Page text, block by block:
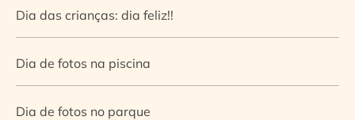
Dia das crianças: dia feliz!!
Dia de fotos na piscina
Dia de fotos no parque